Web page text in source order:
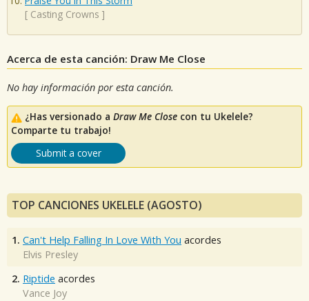
[ Casting Crowns ]
Acerca de esta canción: Draw Me Close
No hay información por esta canción.
¿Has versionado a Draw Me Close con tu Ukelele?
Comparte tu trabajo!
Submit a cover
TOP CANCIONES UKELELE (AGOSTO)
1. Can't Help Falling In Love With You acordes
Elvis Presley
2. Riptide acordes
Vance Joy